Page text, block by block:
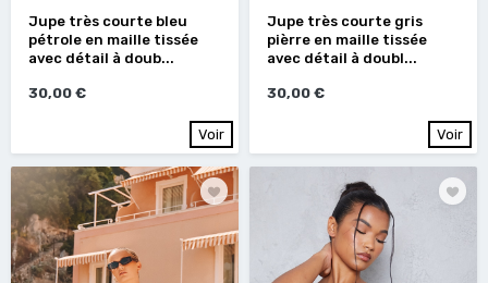
Jupe très courte bleu
pétrole en maille tissée
avec détail à doub...
30,00 €
Voir
Jupe très courte gris
pièrre en maille tissée
avec détail à doubl...
30,00 €
Voir